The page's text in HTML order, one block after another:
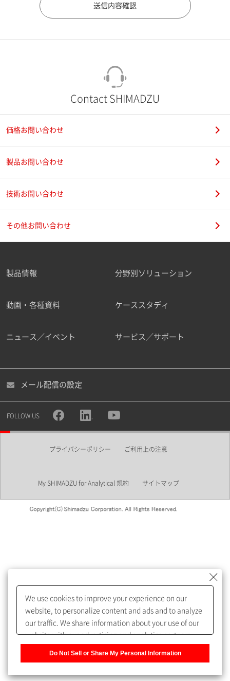
ご勤務先
職種
所属部署
めします。
My SHIMADZU for Analyticalへ登録いただくと、技術情報や
取扱説明書・Webinarなどの閲覧ができます。
うになります。
Contact SHIMADZU
価格お問い合わせ
製品お問い合わせ
技術お問い合わせ
その他お問い合わせ
製品情報 分野別ソリューション
動画・各種資料 ケーススタディ
ニュース／イベント サービス／サポート
メール配信の設定
FOLLOW US
プライバシーポリシー ご利用上の注意
My SHIMADZU for Analytical 規約 サイトマップ
We use cookies to improve your experience on our
website, to personalize content and ads and to analyze
our traffic. We share information about your use of our
website with our advertising and analytics partners,
Do Not Sell or Share My Personal Information